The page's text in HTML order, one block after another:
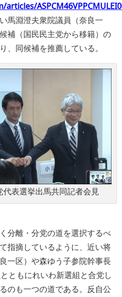
馬淵澄夫衆院議員（奈良一
補（国民民主党から移籍）の
、同候補を推薦している。
表選挙出馬共同記者会見
分離・分党の道を選択するべ
指摘しているように、近い将
一区）や森ゆう子参院幹事長
ともにれいわ新選組と合党し
のも一つの道である。反自公